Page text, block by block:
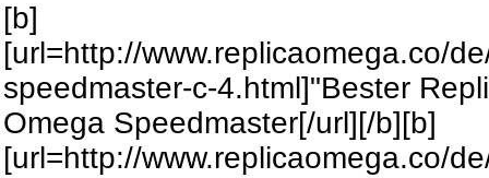
[b]
[url=http://www.replicaomega.co/
speedmaster-c-4.html]"Bester
Omega Speedmaster[/url][/b][b]
[url=http://www.replicaomega.co/